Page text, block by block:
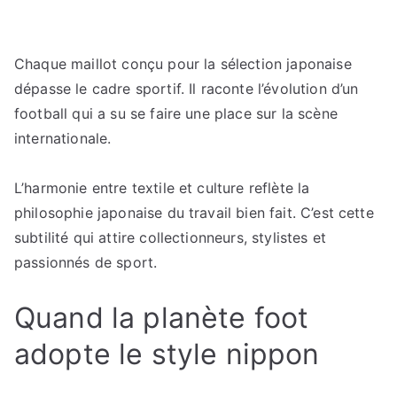
Chaque maillot conçu pour la sélection japonaise
dépasse le cadre sportif. Il raconte l’évolution d’un
football qui a su se faire une place sur la scène
internationale.
L’harmonie entre textile et culture reflète la
philosophie japonaise du travail bien fait. C’est cette
subtilité qui attire collectionneurs, stylistes et
passionnés de sport.
Quand la planète foot
adopte le style nippon